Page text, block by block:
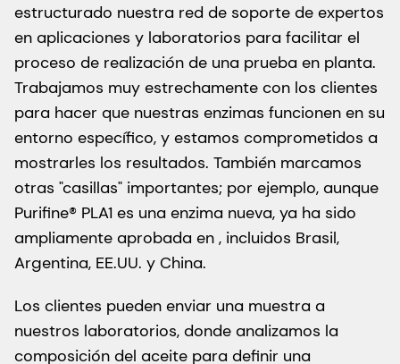
estructurado nuestra red de soporte de expertos
en aplicaciones y laboratorios para facilitar el
proceso de realización de una prueba en planta.
Trabajamos muy estrechamente con los clientes
para hacer que nuestras enzimas funcionen en su
entorno específico, y estamos comprometidos a
mostrarles los resultados. También marcamos
otras "casillas" importantes; por ejemplo, aunque
Purifine® PLA1 es una enzima nueva, ya ha sido
ampliamente aprobada en , incluidos Brasil,
Argentina, EE.UU. y China.
Los clientes pueden enviar una muestra a
nuestros laboratorios, donde analizamos la
composición del aceite para definir una